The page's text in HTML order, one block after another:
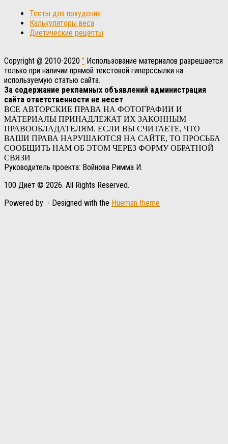
Тесты для похудения
Калькуляторы веса
Диетические рецепты
Copyright @ 2010-2020 " Использование материалов разрешается
только при наличии прямой текстовой гиперссылки на
используемую статью сайта.
За содержание рекламных объявлений администрация
сайта ответственности не несет
ВСЕ АВТОРСКИЕ ПРАВА НА ФОТОГРАФИИ И
МАТЕРИАЛЫ ПРИНАДЛЕЖАТ ИХ ЗАКОННЫМ
ПРАВООБЛАДАТЕЛЯМ. ЕСЛИ ВЫ СЧИТАЕТЕ, ЧТО
ВАШИ ПРАВА НАРУШАЮТСЯ НА САЙТЕ, ТО ПРОСЬБА
СООБЩИТЬ НАМ ОБ ЭТОМ ЧЕРЕЗ ФОРМУ ОБРАТНОЙ
СВЯЗИ
Руководитель проекта: Войнова Римма И.
100 Диет © 2026. All Rights Reserved.
Powered by - Designed with the Hueman theme